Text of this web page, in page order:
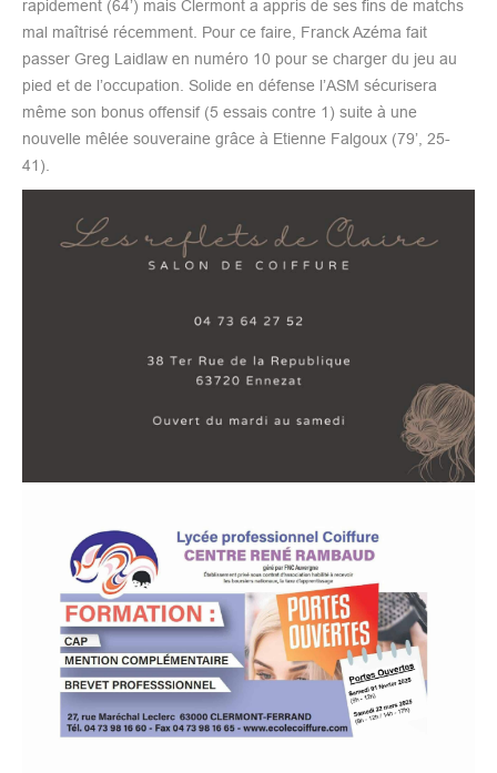
rapidement (64’) mais Clermont a appris de ses fins de matchs
mal maîtrisé récemment. Pour ce faire, Franck Azéma fait
passer Greg Laidlaw en numéro 10 pour se charger du jeu au
pied et de l’occupation. Solide en défense l’ASM sécurisera
même son bonus offensif (5 essais contre 1) suite à une
nouvelle mêlée souveraine grâce à Etienne Falgoux (79’, 25-
41).